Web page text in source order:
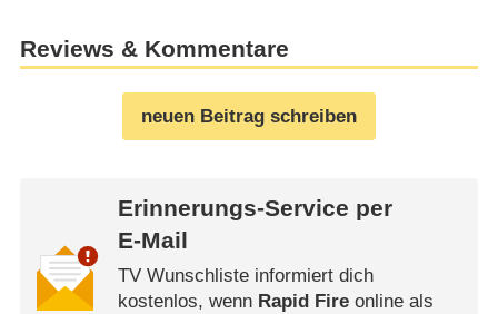
Reviews & Kommentare
neuen Beitrag schreiben
Erinnerungs-Service per
E-Mail
TV Wunschliste informiert dich
kostenlos, wenn Rapid Fireonline als